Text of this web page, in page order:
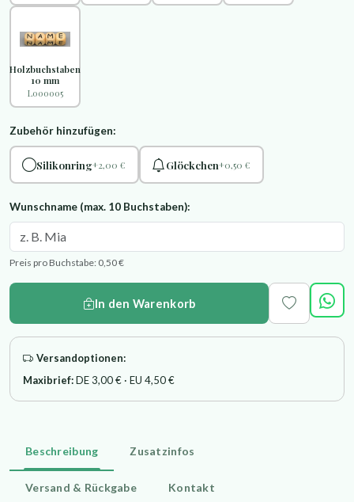
Holzbuchstaben
10 mm
L000005
Zubehör hinzufügen:
Silikonring+2,00 € Glöckchen+0,50 €
Wunschname (max. 10 Buchstaben):
Preis pro Buchstabe: 0,50 €
In den Warenkorb
Versandoptionen:
Maxibrief:DE 3,00 € · EU 4,50 €
Beschreibung Zusatzinfos
Versand & Rückgabe Kontakt